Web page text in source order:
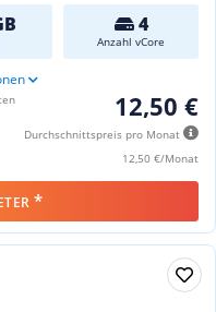
4
Anzahl vCore
12,50 €
Durchschnittspreis pro Monat
12,50 €/Monat
*